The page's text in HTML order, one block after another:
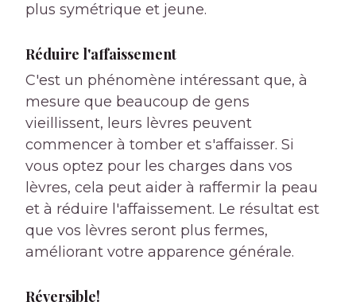
plus symétrique et jeune.
Réduire l'affaissement
C'est un phénomène intéressant que, à
mesure que beaucoup de gens
vieillissent, leurs lèvres peuvent
commencer à tomber et s'affaisser. Si
vous optez pour les charges dans vos
lèvres, cela peut aider à raffermir la peau
et à réduire l'affaissement. Le résultat est
que vos lèvres seront plus fermes,
améliorant votre apparence générale.
Réversible!